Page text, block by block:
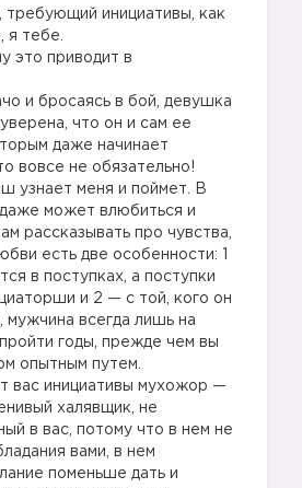
требующий инициативы, как
я тебе.
это приводит в
и бросаясь в бой, девушка
что он и сам ее
даже начинает
вовсе не обязательно!
узнает меня и поймет. В
даже может влюбиться и
рассказывать про чувства,
есть две особенности: 1
в поступках, а поступки
и 2 — с той, кого он
всегда лишь на
годы, прежде чем вы
опытным путем.
вас инициативы мухожор —
халявщик, не
в вас, потому что в нем не
вами, в нем
поменьше дать и